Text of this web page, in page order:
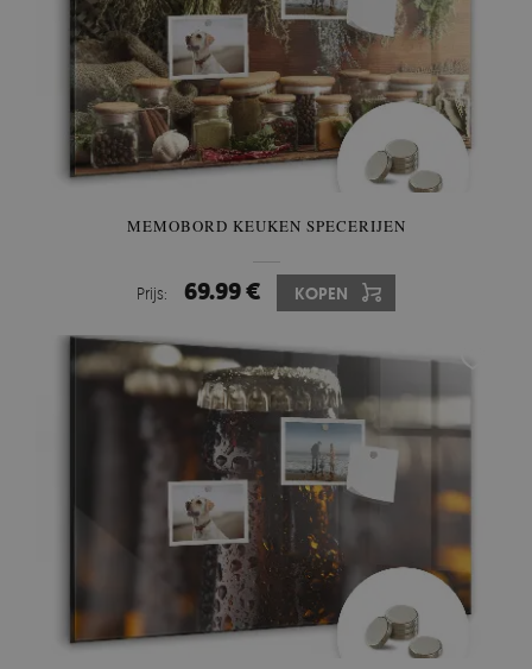
MEMOBORD KEUKEN SPECERIJEN
Prijs: 69.99 € KOPEN